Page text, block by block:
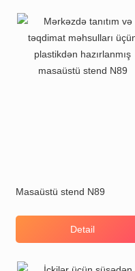
Masaüstü stend N89
Detail